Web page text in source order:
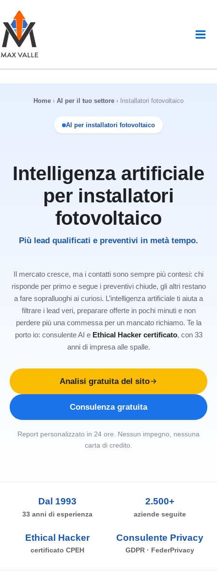
contenuto
Home › AI per il tuo settore › Installatori fotovoltaico
AI per installatori fotovoltaico
Intelligenza artificiale
per installatori
fotovoltaico
Più lead qualificati e preventivi in metà tempo.
Il mercato cresce, ma i contatti sono sempre più contesi: chi
risponde per primo e segue i preventivi chiude, gli altri restano
a fare sopralluoghi ai curiosi. L’intelligenza artificiale ti aiuta a
filtrare i lead veri, preparare offerte in pochi minuti e non
perdere più una commessa per un mancato richiamo. Te la
porto io: consulente AI e Ethical Hacker certificato, con 33
anni di impresa alle spalle.
Analisi gratuita del sito
Consulenza gratuita
Report personalizzato in 24 ore. Nessun impegno, nessuna
carta di credito.
Dal 1993
33 anni di esperienza
2.500+
aziende seguite
Ethical Hacker
certificato CPEH
Consulente Privacy
GDPR · FederPrivacy